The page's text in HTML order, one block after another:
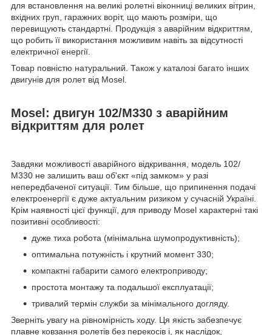
для встановлення на великі ролетні віконниці великих вітрин,
вхідних груп, гаражних воріт, що мають розміри, що
перевищують стандартні. Продукція з аварійним відкриттям,
що робить її використання можливим навіть за відсутності
електричної енергії.
Товар повністю натуральний. Також у каталозі багато інших
двигунів для ролет від Mosel.
Mosel: двигун 102/М330 з аварійним
відкриттям для ролет
Завдяки можливості аварійного відкривання, модель 102/
М330 не залишить ваш об'єкт «під замком» у разі
непередбаченої ситуації. Тим більше, що припинення подачі
електроенергії є дуже актуальним ризиком у сучасній Україні.
Крім наявності цієї функції, для приводу Mosel характерні такі
позитивні особливості:
дуже тиха робота (мінімальна шумопродуктивність);
оптимальна потужність і крутний момент 330;
компактні габарити самого електроприводу;
простота монтажу та подальшої експлуатації;
тривалий термін служби за мінімального догляду.
Зверніть увагу на рівномірність ходу. Ця якість забезпечує
плавне ковзання ролетів без перекосів і, як наслідок,